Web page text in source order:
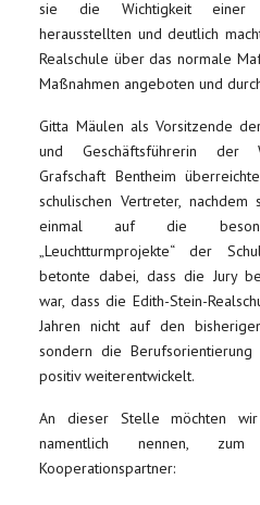
sie die Wichtigkeit einer
herausstellten und deutlich
Realschule über das normale
Maßnahmen angeboten und
Gitta Mäulen als Vorsitzende
und Geschäftsführerin der
Grafschaft Bentheim
schulischen Vertreter,
einmal auf die
„Leuchtturmprojekte“ der
betonte dabei, dass die Jury
war, dass die Edith-Stein-
Jahren nicht auf den
sondern die
positiv weiterentwickelt.
An dieser Stelle möchten
namentlich nennen,
Kooperationspartner: